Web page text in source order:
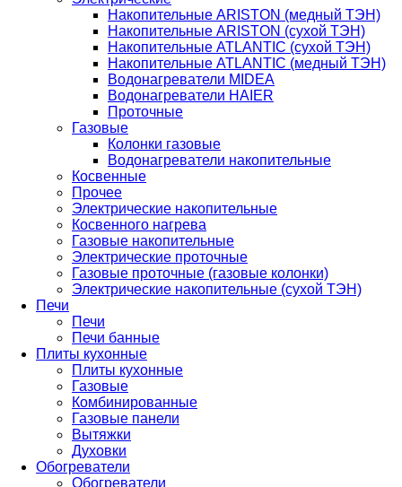
Накопительные ARISTON (медный ТЭН)
Накопительные ARISTON (сухой ТЭН)
Накопительные ATLANTIC (сухой ТЭН)
Накопительные ATLANTIC (медный ТЭН)
Водонагреватели MIDEA
Водонагреватели HAIER
Проточные
Газовые
Колонки газовые
Водонагреватели накопительные
Косвенные
Прочее
Электрические накопительные
Косвенного нагрева
Газовые накопительные
Электрические проточные
Газовые проточные (газовые колонки)
Электрические накопительные (сухой ТЭН)
Печи
Печи
Печи банные
Плиты кухонные
Плиты кухонные
Газовые
Комбинированные
Газовые панели
Вытяжки
Духовки
Обогреватели
Обогреватели